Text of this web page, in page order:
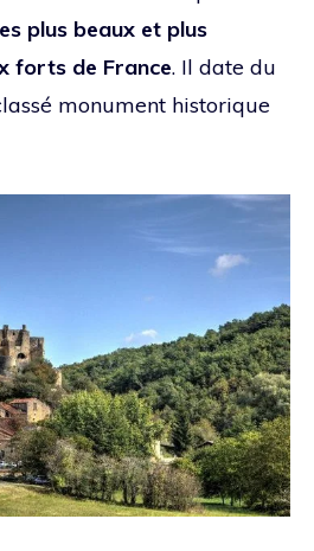
plus beaux et plus
forts de France. Il date du
monument historique